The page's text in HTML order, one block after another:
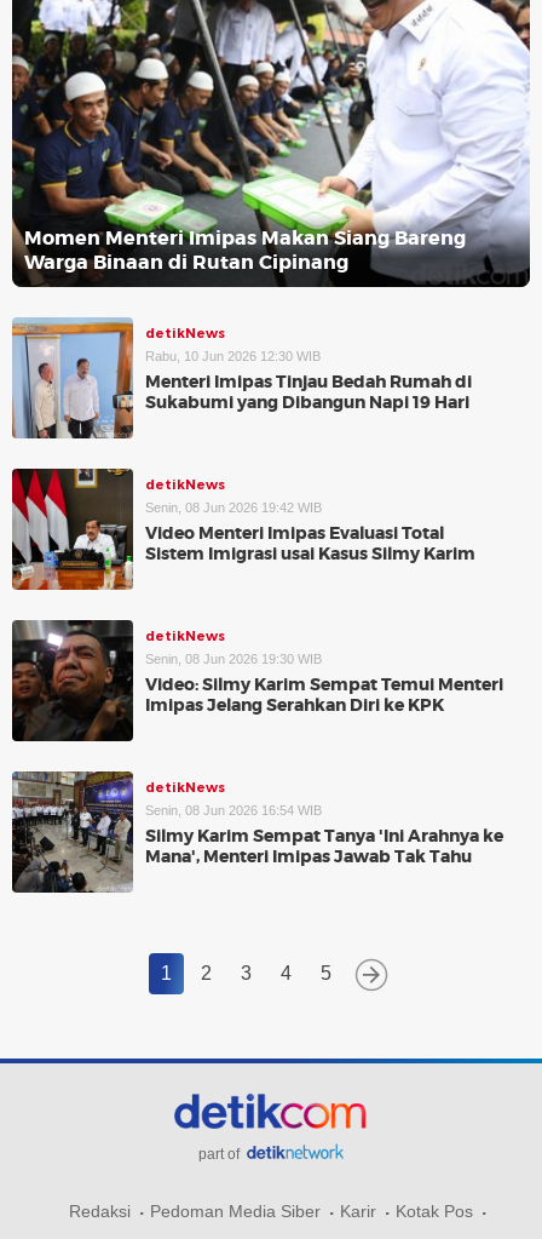
Momen Menteri Imipas Makan Siang Bareng
Warga Binaan di Rutan Cipinang
detikNews
Rabu, 10 Jun 2026 12:30 WIB
Menteri Imipas Tinjau Bedah Rumah di
Sukabumi yang Dibangun Napi 19 Hari
detikNews
Senin, 08 Jun 2026 19:42 WIB
Video Menteri Imipas Evaluasi Total
Sistem Imigrasi usai Kasus Silmy Karim
detikNews
Senin, 08 Jun 2026 19:30 WIB
Video: Silmy Karim Sempat Temui Menteri
Imipas Jelang Serahkan Diri ke KPK
detikNews
Senin, 08 Jun 2026 16:54 WIB
Silmy Karim Sempat Tanya 'Ini Arahnya ke
Mana', Menteri Imipas Jawab Tak Tahu
1 2 3 4 5
part of
Redaksi Pedoman Media Siber Karir
Kotak Pos